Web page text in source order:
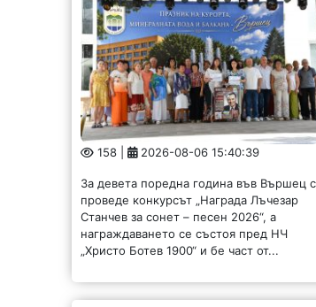
158 | 2026-08-06 15:40:39
За девета поредна година във Вършец
проведе конкурсът „Награда Лъчезар
Станчев за сонет – песен 2026“, а
награждаването се състоя пред НЧ
„Христо Ботев 1900“ и бе част от...